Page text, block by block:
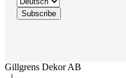
Gillgrens Dekor AB